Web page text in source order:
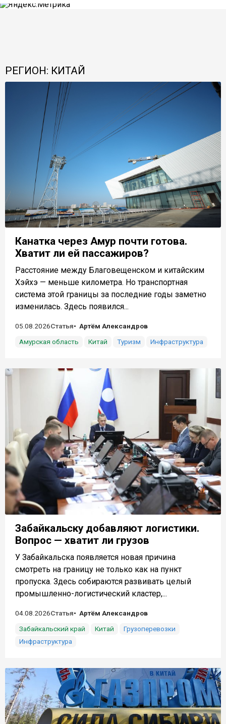
РЕГИОН: КИТАЙ
Канатка через Амур почти готова.
Хватит ли ей пассажиров?
Расстояние между Благовещенском и китайским
Хэйхэ — меньше километра. Но транспортная
система этой границы за последние годы заметно
изменилась. Здесь появился...
05.08.2026Статья
Артём Александров
Амурская область
Китай Туризм Инфраструктура
Забайкальску добавляют логистики.
Вопрос — хватит ли грузов
У Забайкальска появляется новая причина
смотреть на границу не только как на пункт
пропуска. Здесь собираются развивать целый
промышленно-логистический кластер,...
04.08.2026Статья
Артём Александров
Забайкальский край
Китай
Грузоперевозки
Инфраструктура